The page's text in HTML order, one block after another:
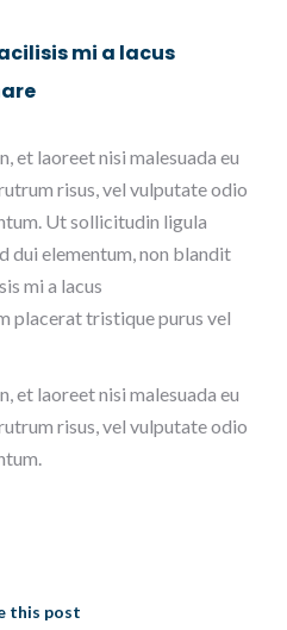
mi a lacus
et laoreet nisi malesuada eu
risus, vel vulputate odio
Ut sollicitudin ligula
dui elementum, non blandit
mi a lacus
placerat tristique purus vel
et laoreet nisi malesuada eu
risus, vel vulputate odio
this post